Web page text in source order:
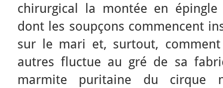
chirurgical la montée en
dont les soupçons commencent
sur le mari et, surtout, comment
autres fluctue au gré de sa
marmite puritaine du cirque